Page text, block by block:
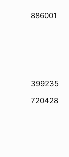
886001
399235
720428